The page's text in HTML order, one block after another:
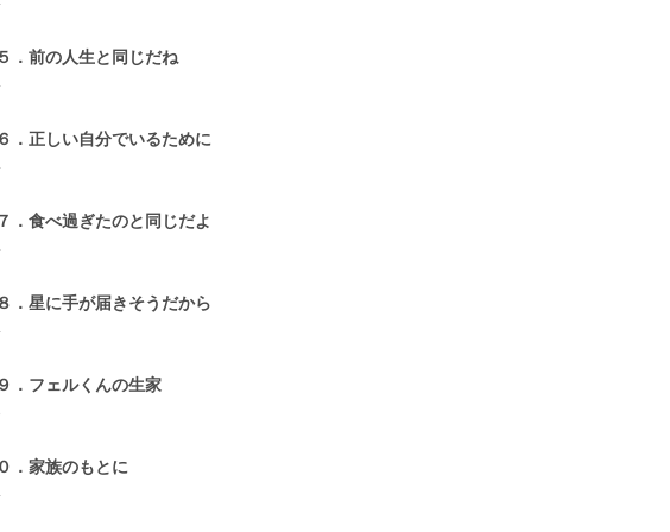
．前の人生と同じだね
．正しい自分でいるために
．食べ過ぎたのと同じだよ
．星に手が届きそうだから
．フェルくんの生家
．家族のもとに